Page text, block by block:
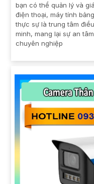
bạn có thể quản lý và
điện thoại, máy tính
thực sự là trung tâm
minh, mang lại sự an
chuyên nghiệp